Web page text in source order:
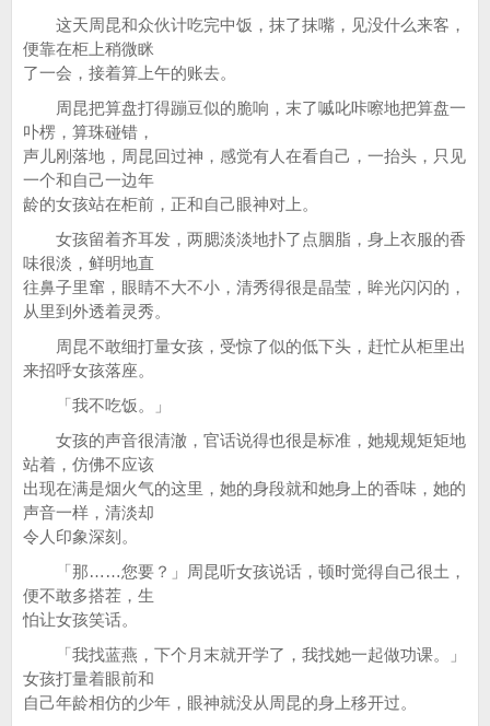
这天周昆和众伙计吃完中饭，抹了抹嘴，见没什么来客，
便靠在柜上稍微眯
了一会，接着算上午的账去。
周昆把算盘打得蹦豆似的脆响，末了嘁叱咔嚓地把算盘一
卟楞，算珠碰错，
声儿刚落地，周昆回过神，感觉有人在看自己，一抬头，只见
一个和自己一边年
龄的女孩站在柜前，正和自己眼神对上。
女孩留着齐耳发，两腮淡淡地扑了点胭脂，身上衣服的香
味很淡，鲜明地直
往鼻子里窜，眼睛不大不小，清秀得很是晶莹，眸光闪闪的，
从里到外透着灵秀。
周昆不敢细打量女孩，受惊了似的低下头，赶忙从柜里出
来招呼女孩落座。
「我不吃饭。」
女孩的声音很清澈，官话说得也很是标准，她规规矩矩地
站着，仿佛不应该
出现在满是烟火气的这里，她的身段就和她身上的香味，她的
声音一样，清淡却
令人印象深刻。
「那……您要？」周昆听女孩说话，顿时觉得自己很土，
便不敢多搭茬，生
怕让女孩笑话。
「我找蓝燕，下个月末就开学了，我找她一起做功课。」
女孩打量着眼前和
自己年龄相仿的少年，眼神就没从周昆的身上移开过。